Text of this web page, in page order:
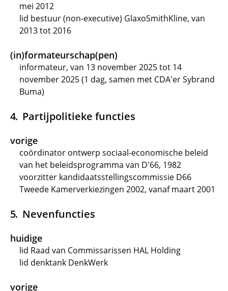
mei 2012
lid bestuur (non-executive) GlaxoSmithKline, van
2013 tot 2016
(in)formateurschap(pen)
informateur, van 13 november 2025 tot 14
november 2025 (1 dag, samen met CDA'er Sybrand
Buma)
Partijpolitieke functies
vorige
coördinator ontwerp sociaal-economische beleid
van het beleidsprogramma van D'66, 1982
voorzitter kandidaatsstellingscommissie D66
Tweede Kamerverkiezingen 2002, vanaf maart 2001
Nevenfuncties
huidige
lid Raad van Commissarissen HAL Holding
lid denktank DenkWerk
vorige